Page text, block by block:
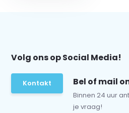
Volg ons op Social Media!
Kontakt Bel of mail
Binnen 24 uur
je vraag!